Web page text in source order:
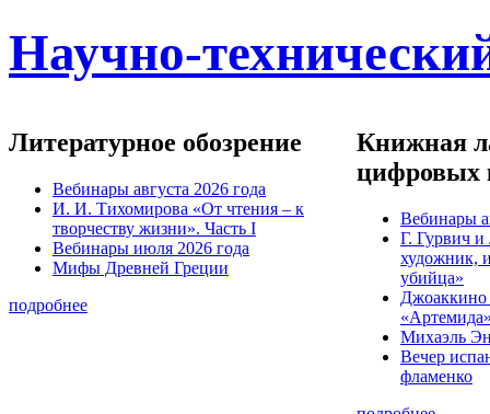
Научно-
Литературное обозрение
Вебинары августа 2026 года
И. И. Тихомирова «От чтения – к
творчеству жизни». Часть I
Вебинары июля 2026 года
Мифы Древней Греции
подробнее
Книжная
цифровых
Вебинары
Г. Гурвич
художник,
убийца»
Михаэль
Вечер
фламенко